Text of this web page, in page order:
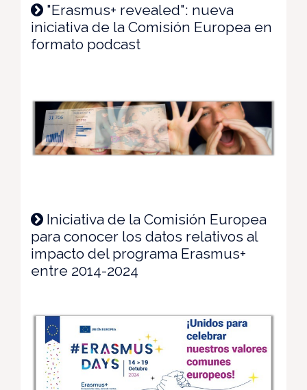
"Erasmus+ revealed": nueva
iniciativa de la Comisión Europea en
formato podcast
Iniciativa de la Comisión Europea
para conocer los datos relativos al
impacto del programa Erasmus+
entre 2014-2024